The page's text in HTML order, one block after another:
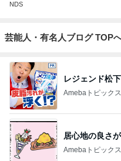
NDS
芸能人・有名人ブログ TOP
レジェンド松
Amebaトピックス
居心地の良さ
Amebaトピックス